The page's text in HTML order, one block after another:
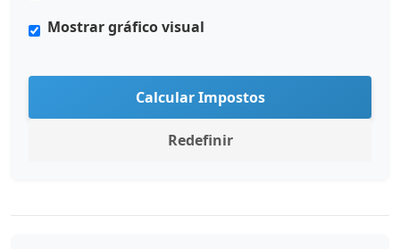
Mostrar gráfico visual
Calcular Impostos
Redefinir